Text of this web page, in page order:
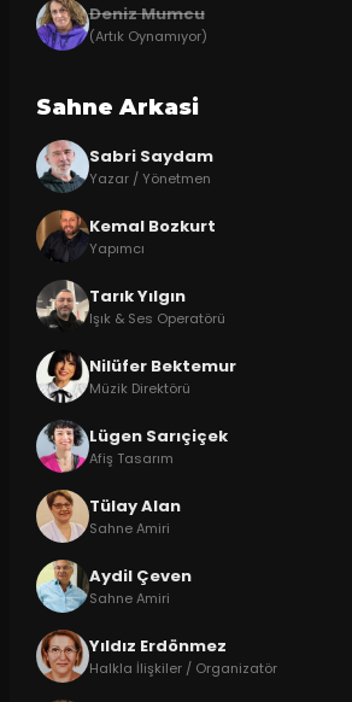
Deniz Mumcu
(Artık Oynamıyor)
Sahne Arkasi
Sabri Saydam
Yazar / Yönetmen
Kemal Bozkurt
Yapımcı
Tarık Yılgın
Işık & Ses Operatörü
Nilüfer Bektemur
Müzik Direktörü
Lügen Sarıçiçek
Afiş Tasarım
Tülay Alan
Sahne Amiri
Aydil Çeven
Sahne Amiri
Yıldız Erdönmez
Halkla İlişkiler / Organizatör